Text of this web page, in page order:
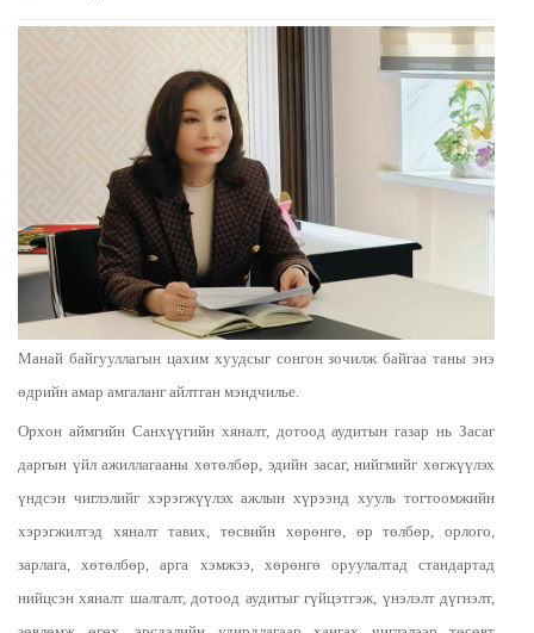
Манай байгууллагын цахим хуудсыг сонгон зочилж байгаа таны энэ
өдрийн амар амгаланг айлтган мэндчилье.
Орхон аймгийн Санхүүгийн хяналт, дотоод аудитын газар нь Засаг
даргын үйл ажиллагааны хөтөлбөр, эдийн засаг, нийгмийг хөгжүүлэх
үндсэн чиглэлийг хэрэгжүүлэх ажлын хүрээнд хууль тогтоомжийн
хэрэгжилтэд хяналт тавих, төсвийн хөрөнгө, өр төлбөр, орлого,
зарлага, хөтөлбөр, арга хэмжээ, хөрөнгө оруулалтад стандартад
нийцсэн хяналт шалгалт, дотоод аудитыг гүйцэтгэж, үнэлэлт дүгнэлт,